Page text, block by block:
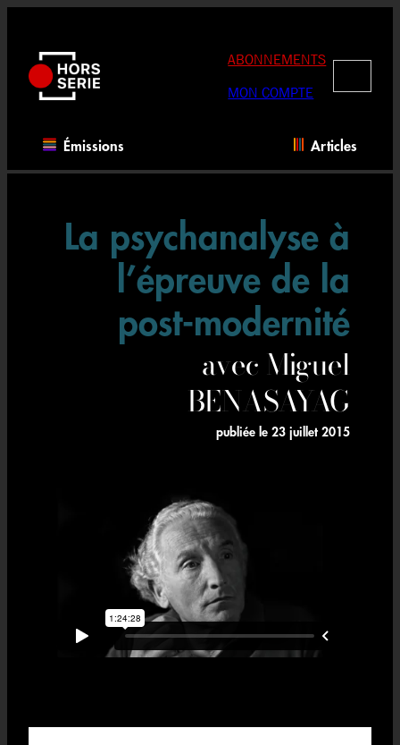
contenu
ABONNEMENTS
MON COMPTE
Émissions Articles
La psychanalyse à
l’épreuve de la
post-modernité
avec Miguel
BENASAYAG
publiée le 23 juillet 2015